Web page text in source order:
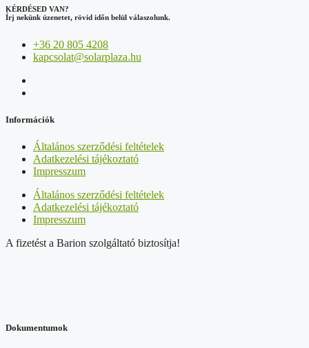
KÉRDÉSED VAN?
Írj nekünk üzenetet, rövid időn belül válaszolunk.
+36 20 805 4208
kapcsolat@solarplaza.hu
Információk
Általános szerződési feltételek
Adatkezelési tájékoztató
Impresszum
Általános szerződési feltételek
Adatkezelési tájékoztató
Impresszum
A fizetést a Barion szolgáltató biztosítja!
Dokumentumok